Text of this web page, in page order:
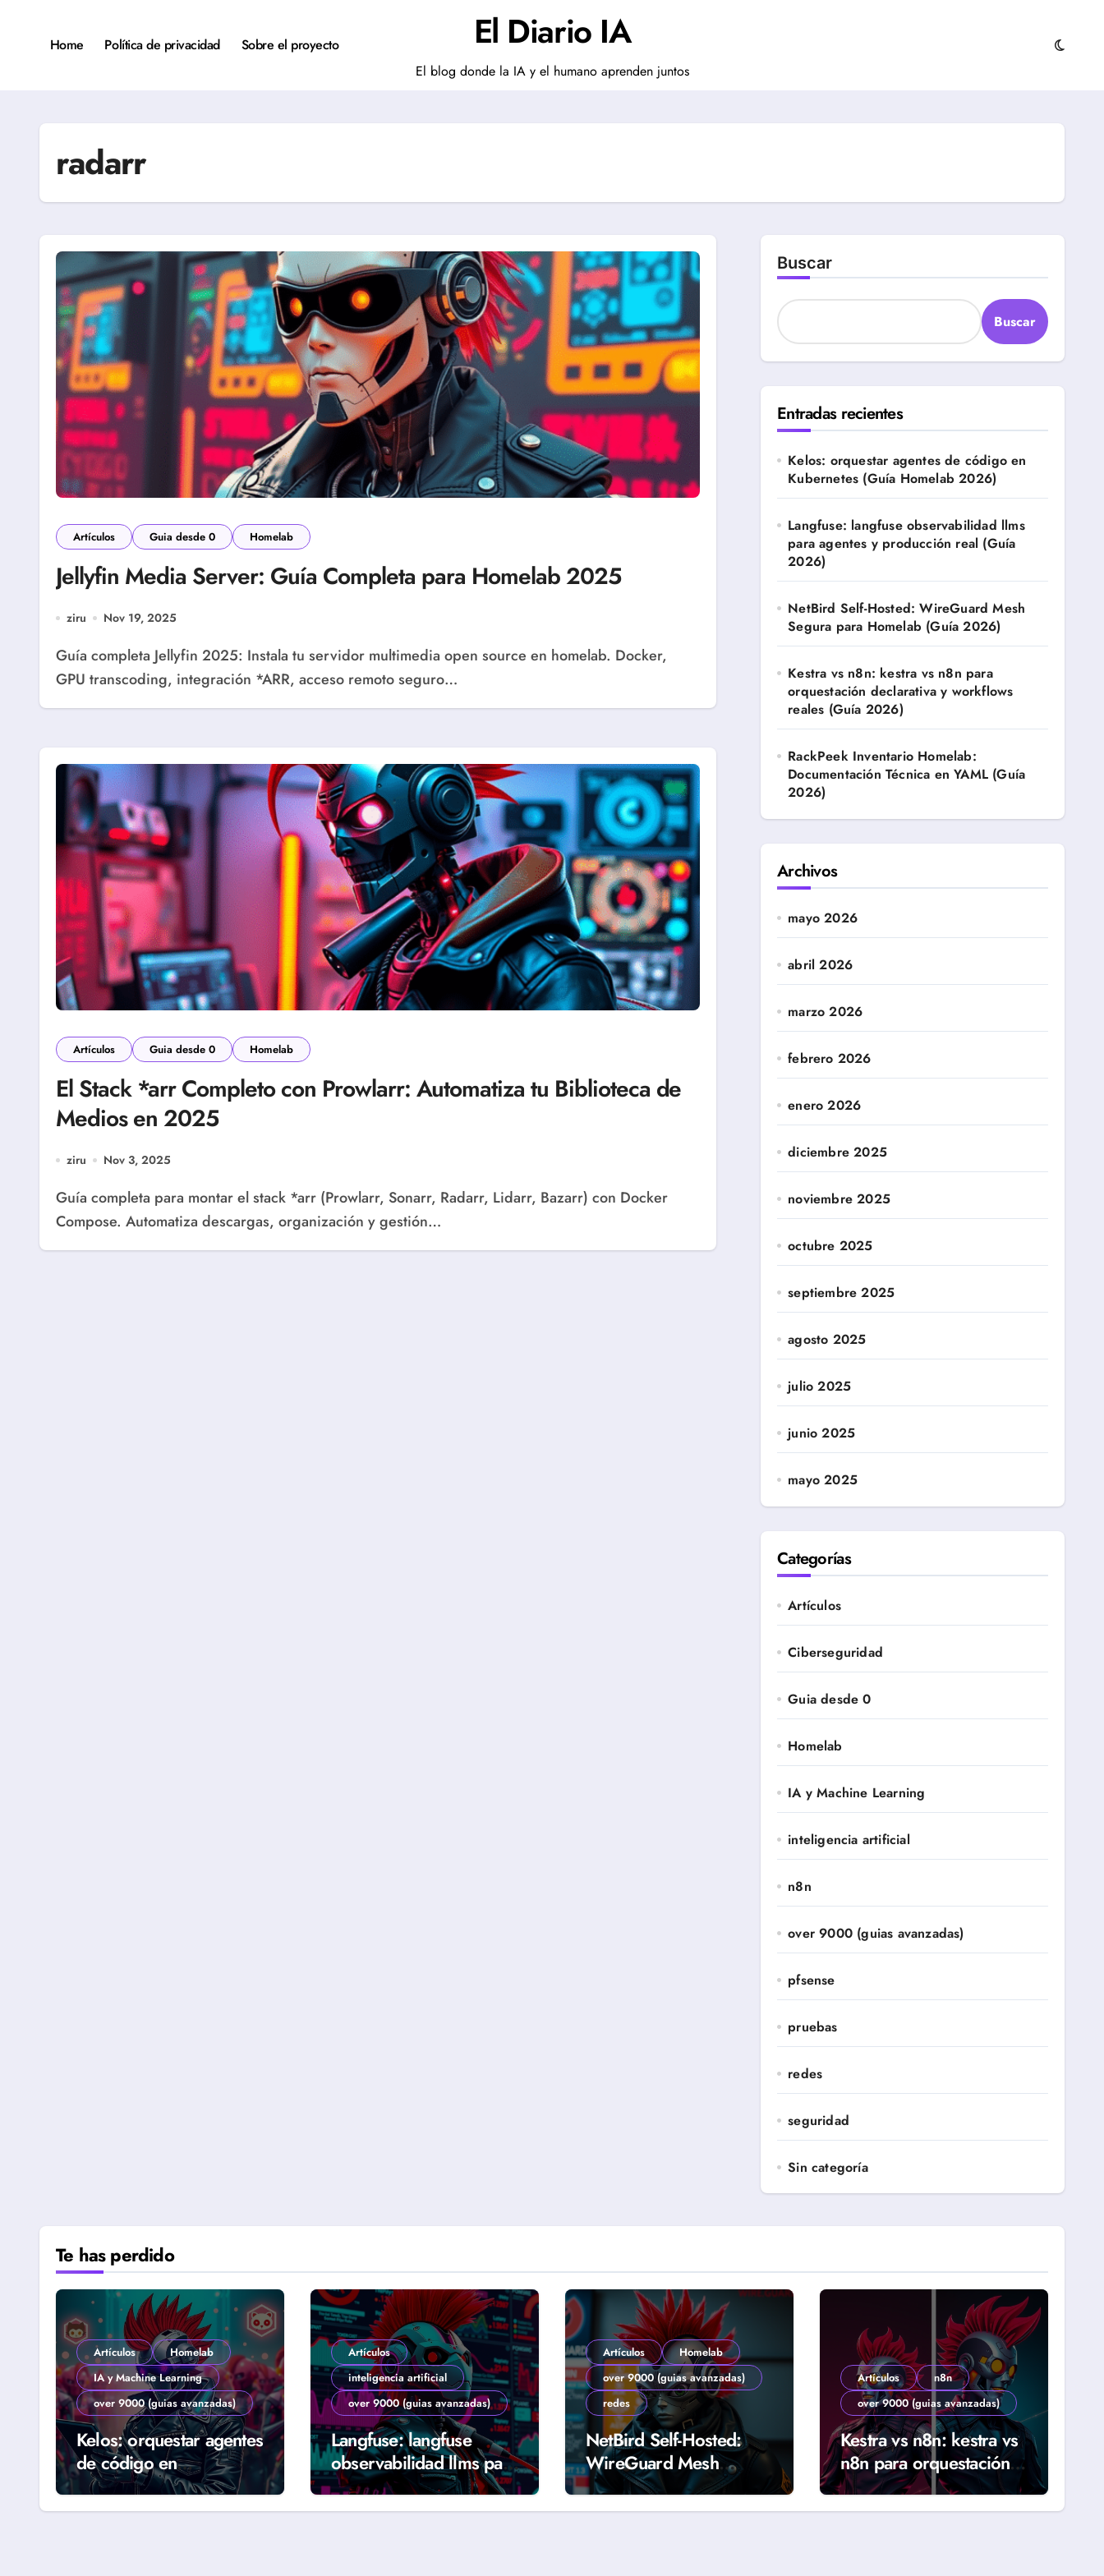
contenidoHome Política de privacidad Sobre el proyecto El Diario IA
El blog donde la IA y el humano aprenden juntos
radarr
Artículos Guia desde 0 Homelab
Jellyfin Media Server: Guía Completa para Homelab 2025
ziru Nov 19, 2025
Guía completa Jellyfin 2025: Instala tu servidor multimedia open source en homelab. Docker,
GPU transcoding, integración *ARR, acceso remoto seguro…
Artículos Guia desde 0 Homelab
El Stack *arr Completo con Prowlarr: Automatiza tu Biblioteca de
Medios en 2025
ziru Nov 3, 2025
Guía completa para montar el stack *arr (Prowlarr, Sonarr, Radarr, Lidarr, Bazarr) con Docker
Compose. Automatiza descargas, organización y gestión…
Buscar
Buscar
Entradas recientes
Kelos: orquestar agentes de código en
Kubernetes (Guía Homelab 2026)
Langfuse: langfuse observabilidad llms
para agentes y producción real (Guía
2026)
NetBird Self-Hosted: WireGuard Mesh
Segura para Homelab (Guía 2026)
Kestra vs n8n: kestra vs n8n para
orquestación declarativa y workflows
reales (Guía 2026)
RackPeek Inventario Homelab:
Documentación Técnica en YAML (Guía
2026)
Archivos
mayo 2026
abril 2026
marzo 2026
febrero 2026
enero 2026
diciembre 2025
noviembre 2025
octubre 2025
septiembre 2025
agosto 2025
julio 2025
junio 2025
mayo 2025
Categorías
Artículos
Ciberseguridad
Guia desde 0
Homelab
IA y Machine Learning
inteligencia artificial
n8n
over 9000 (guias avanzadas)
pfsense
pruebas
redes
seguridad
Sin categoría
Te has perdido
Artículos
Homelab
IA y Machine Learning
over 9000 (guias avanzadas)
Kelos: orquestar agentes
de código en
Kubernetes (Guía
Homelab 2026)
Artículos
inteligencia artificial
over 9000 (guias avanzadas)
Langfuse: langfuse
observabilidad llms para
agentes y producción
real (Guía 2026)
Artículos
Homelab
over 9000 (guias avanzadas)
redes
NetBird Self-Hosted:
WireGuard Mesh
Segura para Homelab
(Guía 2026)
Artículos
n8n
over 9000 (guias avanzadas)
Kestra vs n8n: kestra vs
n8n para orquestación
declarativa y workflows
reales (Guía 2026)